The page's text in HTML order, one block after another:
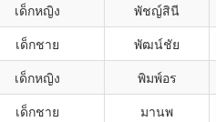
เด็กหญิง พัชญ์สินี
เด็กชาย พัฒน์ชัย
เด็กหญิง พิมพ์อร
เด็กชาย มานพ